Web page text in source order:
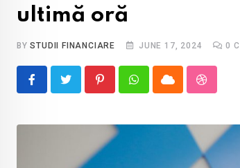
ultimă oră
BYSTUDII FINANCIARE JUNE 17, 2024 0
PinterestWhatsappCloud